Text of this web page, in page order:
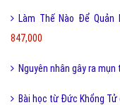
Làm Thế Nào Để Quản
847,000
Nguyên nhân gây ra
Bài học từ Đức Khổng